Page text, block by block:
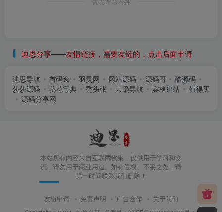
迪思分享——友情链接，需要友链的，点击后面申请
迪思导航 首码逸 羽灵网 网站源码 源码哥
酷源码
莎莎源码
葵花宝典 秃头张 云枭导航 宾格建站
值得买
源码分享网
本站所有内容来自互联网收集，仅供用于学习和交
流，请勿用于商业用途。如有侵权、不妥之处，请
第一时间联系我们删除！
友链申请 免责声明 广告合作 关于我们